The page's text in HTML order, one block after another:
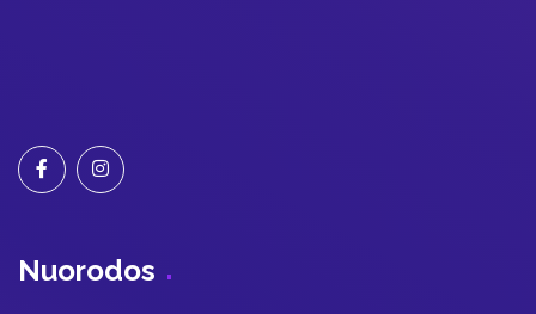
Nuorodos